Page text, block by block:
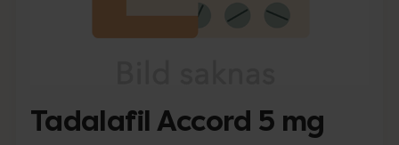
Tadalafil Accord 5 mg